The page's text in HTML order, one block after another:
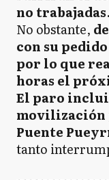
no trabajadas.
No obstante,
con su
por lo que
horas el
El paro
movilización
Puente
tanto